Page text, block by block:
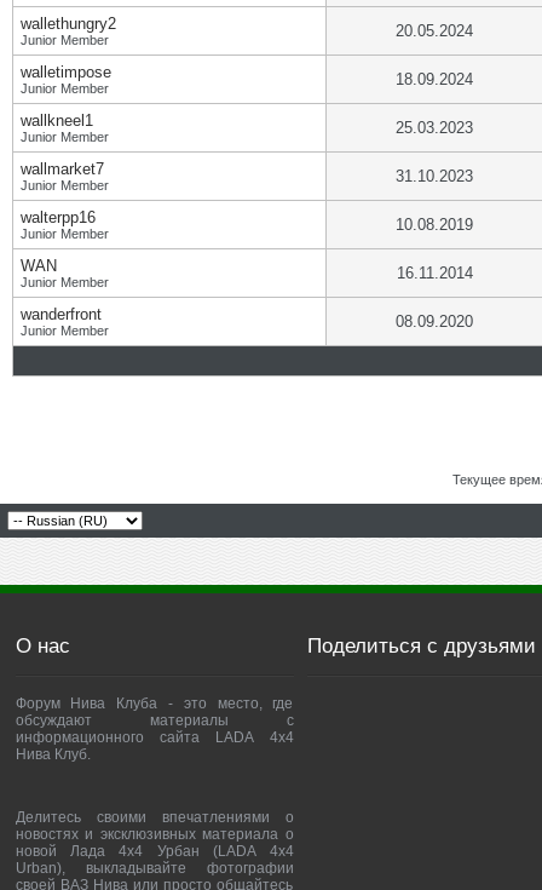
wallethungry2
Junior Member 20.05.2024
walletimpose
Junior Member 18.09.2024
wallkneel1
Junior Member 25.03.2023
wallmarket7
Junior Member 31.10.2023
walterpp16
Junior Member 10.08.2019
WAN
Junior Member 16.11.2014
wanderfront
Junior Member 08.09.2020
Текущее
О нас
Форум Нива Клуба - это место, где
обсуждают материалы с
информационного сайта LADA 4x4
Нива Клуб.
Делитесь своими впечатлениями о
новостях и эксклюзивных материала о
новой Лада 4х4 Урбан (LADA 4x4
Urban), выкладывайте фотографии
своей ВАЗ Нива или просто общайтесь
Поделиться с друзьями